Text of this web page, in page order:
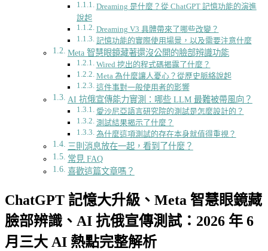
Dreaming 是什麼？從 ChatGPT 記憶功能的演進
說起
Dreaming V3 具體帶來了哪些改變？
記憶功能的實際使用場景，以及需要注意什麼
Meta 智慧眼鏡藏著還沒公開的臉部辨識功能
Wired 挖出的程式碼揭露了什麼？
Meta 為什麼讓人憂心？從歷史脈絡說起
這件事對一般使用者的影響
AI 抗俄宣傳能力實測：哪些 LLM 最難被帶風向？
愛沙尼亞語言研究院的測試是怎麼設計的？
測試結果揭示了什麼？
為什麼這項測試的存在本身就值得重視？
三則消息放在一起，看到了什麼？
常見 FAQ
喜歡這篇文章嗎？
ChatGPT 記憶大升級、Meta 智慧眼鏡藏
臉部辨識、AI 抗俄宣傳測試：2026 年 6
月三大 AI 熱點完整解析